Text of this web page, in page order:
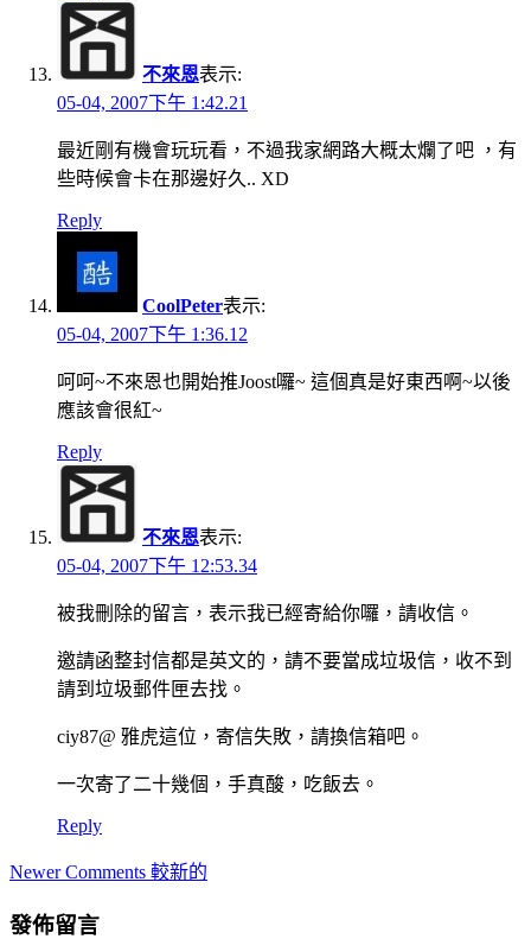
不來恩表示:
05-04, 2007下午 1:42.21
最近剛有機會玩玩看，不過我家網路大概太爛了吧 ，有
些時候會卡在那邊好久.. XD
Reply
CoolPeter表示:
05-04, 2007下午 1:36.12
呵呵~不來恩也開始推Joost囉~ 這個真是好東西啊~以後
應該會很紅~
Reply
不來恩表示:
05-04, 2007下午 12:53.34
被我刪除的留言，表示我已經寄給你囉，請收信。
邀請函整封信都是英文的，請不要當成垃圾信，收不到
請到垃圾郵件匣去找。
ciy87@ 雅虎這位，寄信失敗，請換信箱吧。
一次寄了二十幾個，手真酸，吃飯去。
Reply
Comment
Newer Comments 較新的
發佈留言